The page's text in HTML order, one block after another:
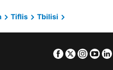
Tiflis
Tbilisi
Facebook
Twitter